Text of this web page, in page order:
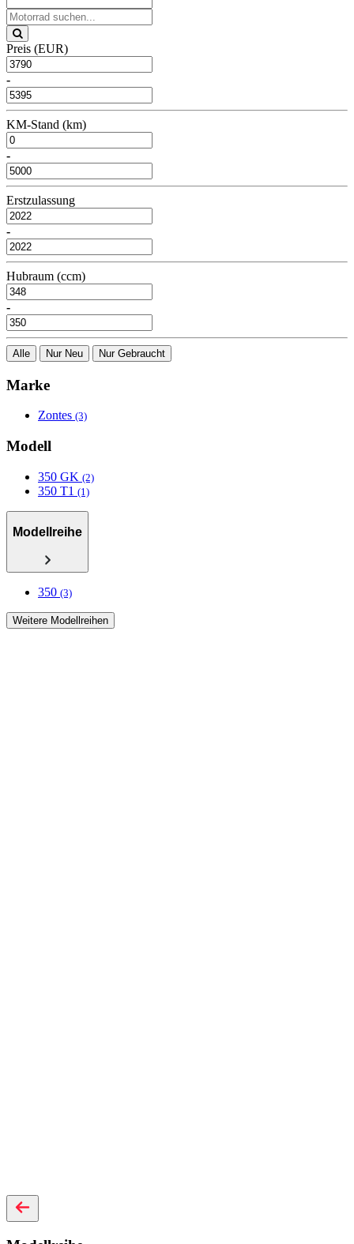
Preis (EUR)
-
KM-Stand (km)
-
Erstzulassung
-
Hubraum (ccm)
-
Alle Nur Neu Nur Gebraucht
Marke
Zontes (3)
Modell
350 GK (2)
350 T1 (1)
Modellreihe
350 (3)
Weitere Modellreihen